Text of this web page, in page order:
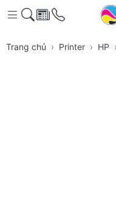
Trang chủ Printer HP